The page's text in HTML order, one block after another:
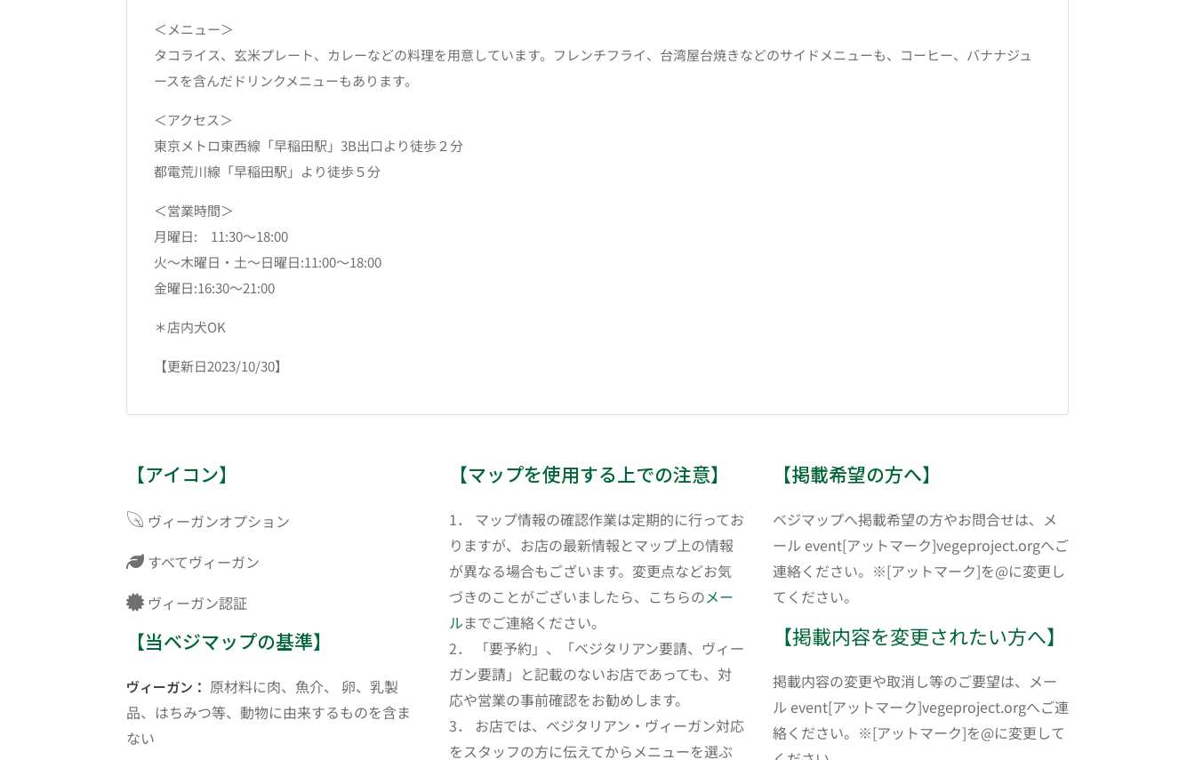
＜メニュー＞
タコライス、玄米プレート、カレーなどの料理を用意しています。フレンチフライ、台湾屋台焼きなどのサイドメニューも、コーヒー、バナナジュ
ースを含んだドリンクメニューもあります。
＜アクセス＞
東京メトロ東西線「早稲田駅」3B出口より徒歩２分
都電荒川線「早稲田駅」より徒歩５分
＜営業時間＞
月曜日: 11:30～18:00
火～木曜日・土～日曜日:11:00～18:00
金曜日:16:30～21:00
＊店内犬OK
【更新日2023/10/30】
【アイコン】
ヴィーガンオプション
すべてヴィーガン
ヴィーガン認証
【当ベジマップの基準】
ヴィーガン： 原材料に肉、魚介、 卵、乳製
品、はちみつ等、動物に由来するものを含ま
ない
【マップを使用する上での注意】
1． マップ情報の確認作業は定期的に行ってお
りますが、お店の最新情報とマップ上の情報
が異なる場合もございます。変更点などお気
づきのことがございましたら、こちらのメー
ルまでご連絡ください。
2． 「要予約」、「ベジタリアン要請、ヴィー
ガン要請」と記載のないお店であっても、対
応や営業の事前確認をお勧めします。
3． お店では、ベジタリアン・ヴィーガン対応
をスタッフの方に伝えてからメニューを選ぶ
【掲載希望の方へ】
ベジマップへ掲載希望の方やお問合せは、メ
ール event[アットマーク]vegeproject.orgへご
連絡ください。※[アットマーク]を@に変更し
てください。
【掲載内容を変更されたい方へ】
掲載内容の変更や取消し等のご要望は、メー
ル event[アットマーク]vegeproject.orgへご連
絡ください。※[アットマーク]を@に変更して